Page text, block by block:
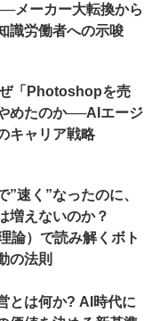
メーカー大転換から
識労働者への示唆
「Photoshopを売
めたのか──AIエージ
キャリア戦略
”速く”なったのに、
増えないのか？
論）で読み解くボト
の法則
とは何か? AI時代に